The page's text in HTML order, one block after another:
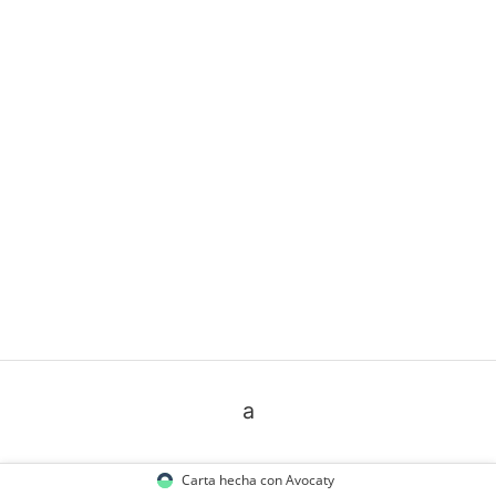
a
Carta hecha con Avocaty